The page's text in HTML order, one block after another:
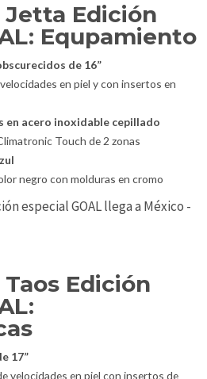
Edición
Equpamiento
de 16”
en piel y con insertos en
en acero inoxidable cepillado
Touch de 2 zonas
negro con molduras en cromo
Edición
17”
velocidades en piel con insertos de